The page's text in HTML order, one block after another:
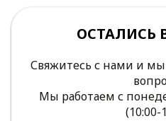
ОСТАЛИСЬ
Свяжитесь с нами и
Мы работаем с
(10:00-